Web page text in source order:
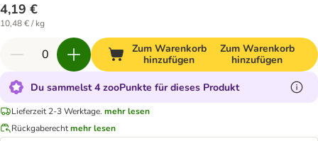
4,19 €
10,48 € / kg
Zum Warenkorb
hinzufügen
Zum Warenkorb
hinzufügen
Du sammelst 4 zooPunkte für dieses Produkt
Lieferzeit 2-3 Werktage. mehr lesen
Rückgaberechtmehr lesen